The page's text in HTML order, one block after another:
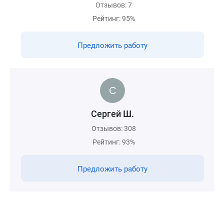
Отзывов: 7
Рейтинг: 95%
Предложить работу
Сергей Ш.
Отзывов: 308
Рейтинг: 93%
Предложить работу